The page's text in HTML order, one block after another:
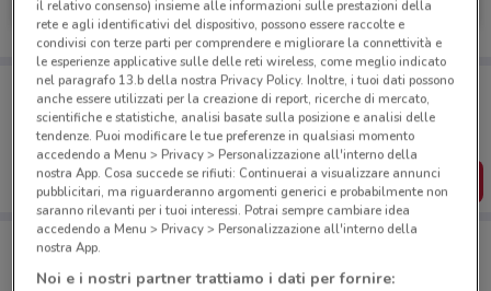
Scade il 31/08
Porta DoveConviene sempre con te!
Puoi trovare le migliori offerte dei negozi vicino a te,
salvarle e creare la tua lista del risparmio, comodamente
dal tuo cellulare.
SCARICA L’APP
Negozi Tiscali Casa a Tivoli
il relativo consenso) insieme alle informazioni sulle prestazioni della
rete e agli identificativi del dispositivo, possono essere raccolte e
condivisi con terze parti per comprendere e migliorare la connettività e
le esperienze applicative sulle delle reti wireless, come meglio indicato
nel paragrafo 13.b della nostra Privacy Policy. Inoltre, i tuoi dati possono
anche essere utilizzati per la creazione di report, ricerche di mercato,
scientifiche e statistiche, analisi basate sulla posizione e analisi delle
tendenze. Puoi modificare le tue preferenze in qualsiasi momento
accedendo a Menu > Privacy > Personalizzazione all'interno della
nostra App. Cosa succede se rifiuti: Continuerai a visualizzare annunci
pubblicitari, ma riguarderanno argomenti generici e probabilmente non
saranno rilevanti per i tuoi interessi. Potrai sempre cambiare idea
accedendo a Menu > Privacy > Personalizzazione all'interno della
nostra App.
Noi e i nostri partner trattiamo i dati per fornire: